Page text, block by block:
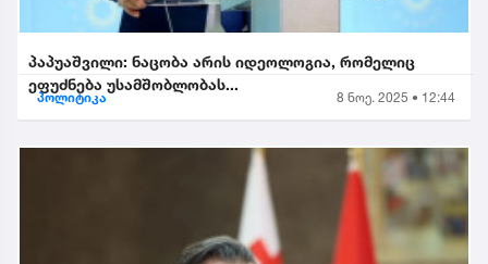
პაპუაშვილი: ნაცობა არის იდეოლოგია, რომელიც
ეფუძნება უსამშობლობას...
პოლიტიკა 8 ნოე. 2025 • 12:44